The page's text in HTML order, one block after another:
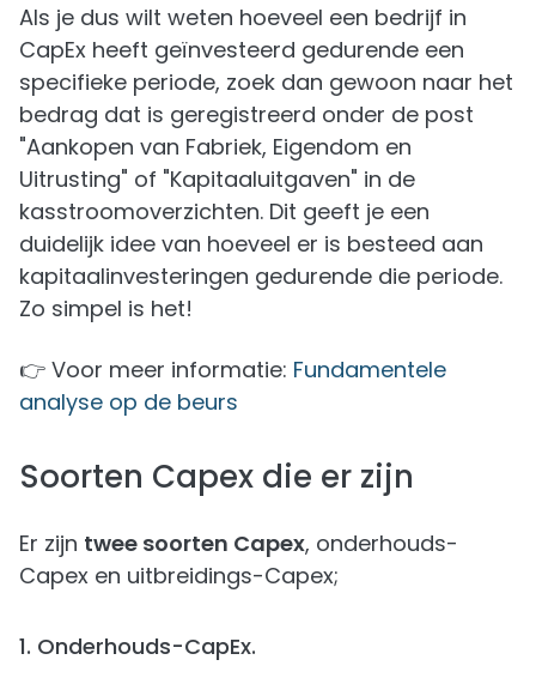
Als je dus wilt weten hoeveel een bedrijf in
CapEx heeft geïnvesteerd gedurende een
specifieke periode, zoek dan gewoon naar het
bedrag dat is geregistreerd onder de post
"Aankopen van Fabriek, Eigendom en
Uitrusting" of "Kapitaaluitgaven" in de
kasstroomoverzichten. Dit geeft je een
duidelijk idee van hoeveel er is besteed aan
kapitaalinvesteringen gedurende die periode.
Zo simpel is het!
👉 Voor meer informatie: Fundamentele
analyse op de beurs
Soorten Capex die er zijn
Er zijn twee soorten Capex, onderhouds-
Capex en uitbreidings-Capex;
1. Onderhouds-CapEx.